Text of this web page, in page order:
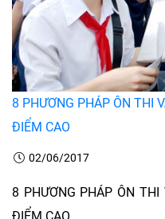
8 PHƯƠNG PHÁP ÔN THI
ĐIỂM CAO
02/06/2017
8 PHƯƠNG PHÁP ÔN